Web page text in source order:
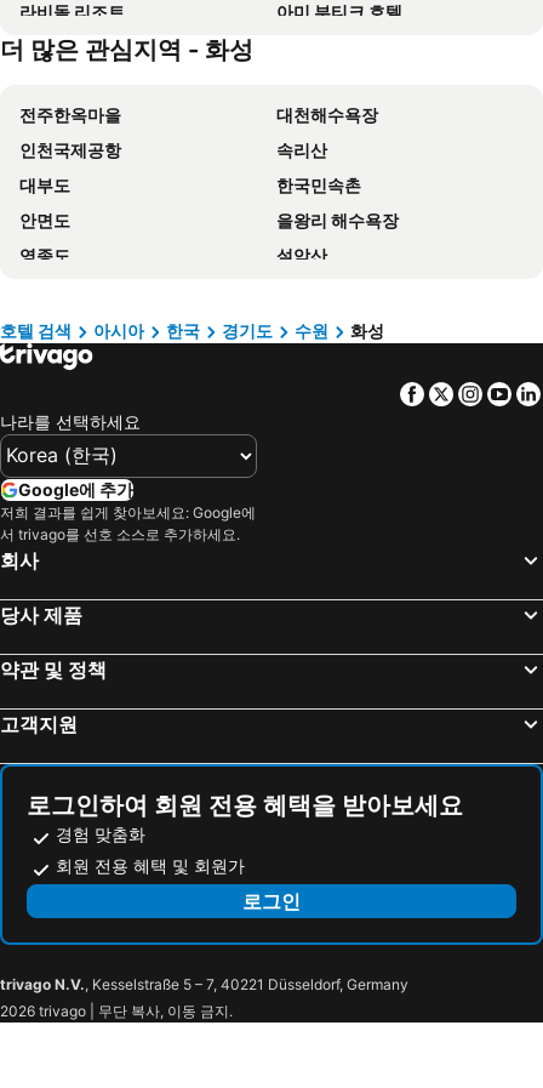
라비돌 리조트
아미 부티크 호텔
Hotel Skypark Central Seoul Pangyo
S Stay Hotel
이비스 수원 앰배서더
Rolling Hills Hotel
Vella Suite Hotel
Hotel Arte
골든튤립에버용인호텔
MONO HOTEL
신라스테이 동탄
Hotel Gaden
메이트 호텔 분당
Hotel Prumir
Staz Hotel Premier Dongtan
어번 부티크 호텔
Courtyard by Marriott Suwon
GRAVITY JOSUN Seoul Pangyo, Autograph Collection
스마트관광호텔
La Casa hotel Gwangmyeong
SR Suites Pangyo
Hotel Cullinan Yongin
아마레 호텔
삼원프라자호텔
Hotel Square Ansan
On Uiwang
센트럴 플라자 호텔
호텔 퀸 수원
Hotel Regency
호텔 샤르망 수원
Ssum Hotel Suwon
M모텔
Hash
더 많은 관심지역 - 화성
전주한옥마을
대천해수욕장
인천국제공항
속리산
대부도
한국민속촌
안면도
을왕리 해수욕장
영종도
설악산
명동
망상 해수욕장
강남구
용산역
킨텍스
송도
잠실 야구경기장
월미도
마포구
경포해수욕장
수원역
인사동
잠실종합운동장
라까사호텔 광명
송파구
동대문시장
동대문시장
서초구
구로구
화성
수원월드컵경기장
양재
예술의전당
호텔 검색 아시아 한국 경기도 수원 화성
Facebook
Twitter
나라를 선택하세요
Google에 추가
저희 결과를 쉽게 찾아보세요: Google에
서 trivago를 선호 소스로 추가하세요.
회사
당사 제품
약관 및 정책
고객지원
로그인하여 회원 전용 혜택을 받아보세요
경험 맞춤화
회원 전용 혜택 및 회원가
로그인
trivago N.V., Kesselstraße 5 – 7, 40221 Düsseldorf, Germany
2026 trivago | 무단 복사, 이동 금지.